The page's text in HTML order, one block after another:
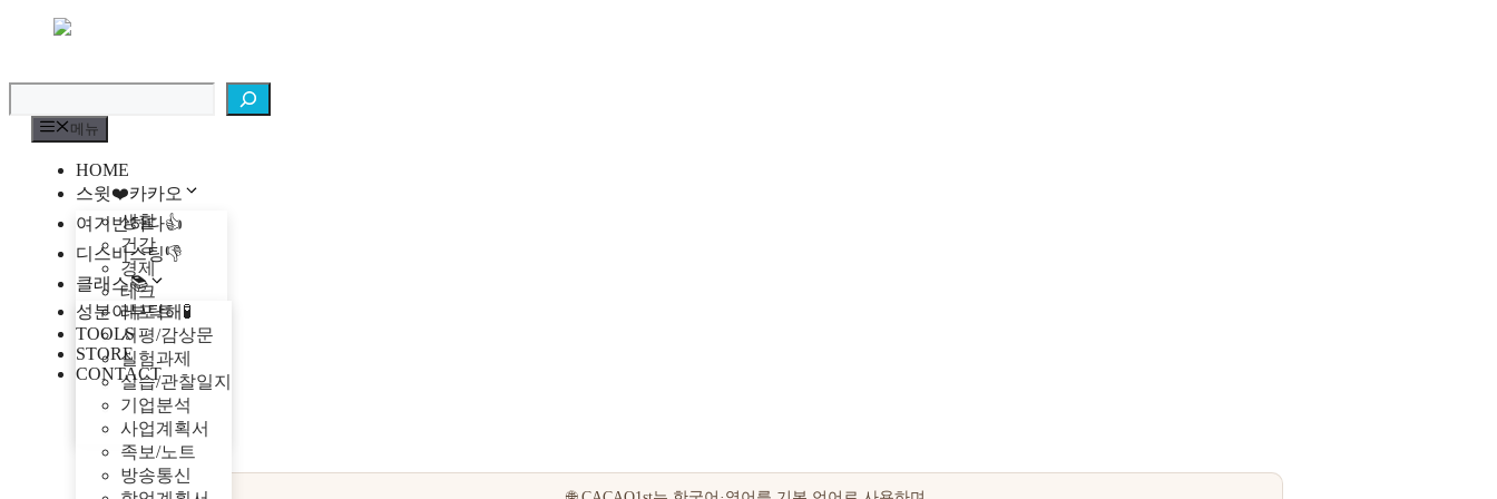
건
메뉴
HOME
스윗❤️카카오
생활
건강
경제
테크
지식
엔터테인먼트
여행
이슈
문화
동물
여기반하다👍
디스비스팅👎
클래스📚
레포트
서평/감상문
실험과제
실습/관찰일지
기업분석
사업계획서
족보/노트
방송통신
성분아부탁해🧪
TOOLS
STORE
CONTACT